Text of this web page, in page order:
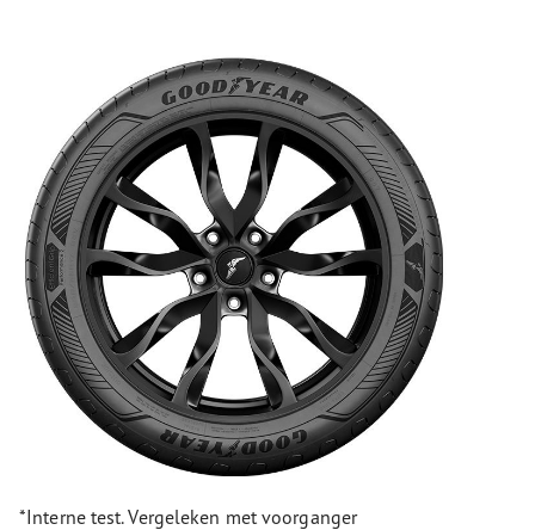
*Interne test. Vergeleken met voorganger